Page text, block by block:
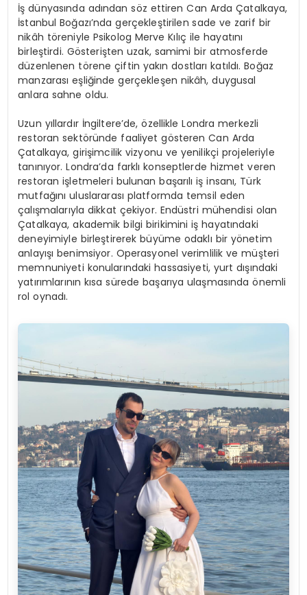
İş dünyasında adından söz ettiren Can Arda Çatalkaya,
İstanbul Boğazı’nda gerçekleştirilen sade ve zarif bir
nikâh töreniyle Psikolog Merve Kılıç ile hayatını
birleştirdi. Gösterişten uzak, samimi bir atmosferde
düzenlenen törene çiftin yakın dostları katıldı. Boğaz
manzarası eşliğinde gerçekleşen nikâh, duygusal
anlara sahne oldu.
Uzun yıllardır İngiltere’de, özellikle Londra merkezli
restoran sektöründe faaliyet gösteren Can Arda
Çatalkaya, girişimcilik vizyonu ve yenilikçi projeleriyle
tanınıyor. Londra’da farklı konseptlerde hizmet veren
restoran işletmeleri bulunan başarılı iş insanı, Türk
mutfağını uluslararası platformda temsil eden
çalışmalarıyla dikkat çekiyor. Endüstri mühendisi olan
Çatalkaya, akademik bilgi birikimini iş hayatındaki
deneyimiyle birleştirerek büyüme odaklı bir yönetim
anlayışı benimsiyor. Operasyonel verimlilik ve müşteri
memnuniyeti konularındaki hassasiyeti, yurt dışındaki
yatırımlarının kısa sürede başarıya ulaşmasında önemli
rol oynadı.